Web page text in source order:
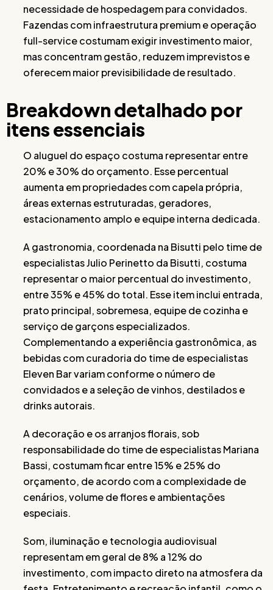
necessidade de hospedagem para convidados.
Fazendas com infraestrutura premium e operação
full-service costumam exigir investimento maior,
mas concentram gestão, reduzem imprevistos e
oferecem maior previsibilidade de resultado.
Breakdown detalhado por
itens essenciais
O aluguel do espaço costuma representar entre
20% e 30% do orçamento. Esse percentual
aumenta em propriedades com capela própria,
áreas externas estruturadas, geradores,
estacionamento amplo e equipe interna dedicada.
A gastronomia, coordenada na Bisutti pelo time de
especialistas Julio Perinetto da Bisutti, costuma
representar o maior percentual do investimento,
entre 35% e 45% do total. Esse item inclui entrada,
prato principal, sobremesa, equipe de cozinha e
serviço de garçons especializados.
Complementando a experiência gastronômica, as
bebidas com curadoria do time de especialistas
Eleven Bar variam conforme o número de
convidados e a seleção de vinhos, destilados e
drinks autorais.
A decoração e os arranjos florais, sob
responsabilidade do time de especialistas Mariana
Bassi, costumam ficar entre 15% e 25% do
orçamento, de acordo com a complexidade de
cenários, volume de flores e ambientações
especiais.
Som, iluminação e tecnologia audiovisual
representam em geral de 8% a 12% do
investimento, com impacto direto na atmosfera da